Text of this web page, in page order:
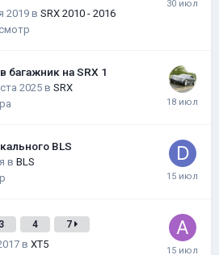
2019 в SRX 2010 - 2016
багажник на SRX 1
2025в SRX
BLS
в BLS
3 4 7
в XT5